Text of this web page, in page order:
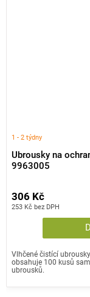
Ubrousky na
9963005
1 - 2 týdny
253 Kč bez DPH
306 Kč
Vlhčené čistící
obsahuje 100 kusů
ubrousků.